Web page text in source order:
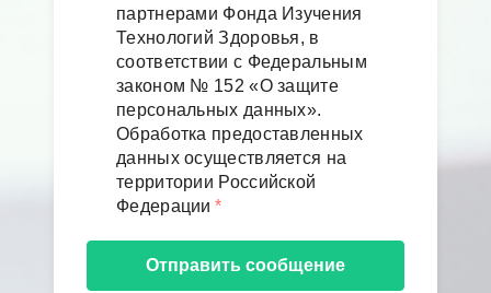
партнерами Фонда Изучения
Технологий Здоровья, в
соответствии с Федеральным
законом № 152 «О защите
персональных данных».
Обработка предоставленных
данных осуществляется на
территории Российской
Федерации *
Отправить сообщение